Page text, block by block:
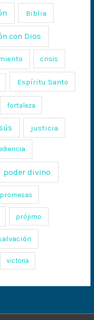
Biblia
con Dios
crisis
Espíritu Santo
fortaleza
justicia
poder divino
promesas
prójimo
victoria